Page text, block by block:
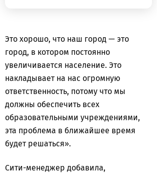
Это хорошо, что наш город — это
город, в котором постоянно
увеличивается население. Это
накладывает на нас огромную
ответственность, потому что мы
должны обеспечить всех
образовательными учреждениями,
эта проблема в ближайшее время
будет решаться».
Сити-менеджер добавила,